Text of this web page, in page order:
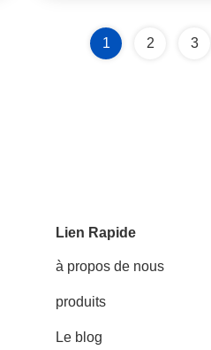
1 2 3
Lien Rapide
à propos de nous
produits
Le blog